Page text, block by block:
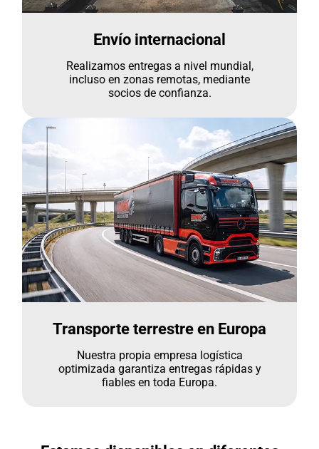
Envío internacional
Realizamos entregas a nivel mundial,
incluso en zonas remotas, mediante
socios de confianza.
Transporte terrestre en Europa
Nuestra propia empresa logística
optimizada garantiza entregas rápidas y
fiables en toda Europa.